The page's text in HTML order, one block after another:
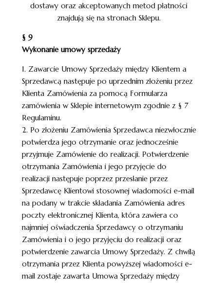
dostawy oraz akceptowanych metod płatności
znajdują się na stronach Sklepu.
§ 9
Wykonanie umowy sprzedaży
1. Zawarcie Umowy Sprzedaży między Klientem a
Sprzedawcą następuje po uprzednim złożeniu przez
Klienta Zamówienia za pomocą Formularza
zamówienia w Sklepie internetowym zgodnie z § 7
Regulaminu.
2. Po złożeniu Zamówienia Sprzedawca niezwłocznie
potwierdza jego otrzymanie oraz jednocześnie
przyjmuje Zamówienie do realizacji. Potwierdzenie
otrzymania Zamówienia i jego przyjęcie do
realizacji następuje poprzez przesłanie przez
Sprzedawcę Klientowi stosownej wiadomości e-mail
na podany w trakcie składania Zamówienia adres
poczty elektronicznej Klienta, która zawiera co
najmniej oświadczenia Sprzedawcy o otrzymaniu
Zamówienia i o jego przyjęciu do realizacji oraz
potwierdzenie zawarcia Umowy Sprzedaży. Z chwilą
otrzymania przez Klienta powyższej wiadomości e-
mail zostaje zawarta Umowa Sprzedaży między